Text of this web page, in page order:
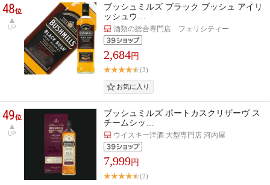
48位
UP
ブッシュミルズ ブラック ブッシュ アイリ
ッシュウ…
酒類の総合専門店 フェリシティー
2,684円
(3)
49位
UP
ブッシュミルズ ポートカスクリザーヴ ス
チームシッ…
ウイスキー洋酒 大型専門店 河内屋
7,999円
(2)